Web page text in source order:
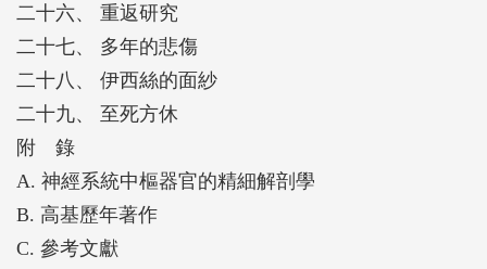
二十六、 重返研究
二十七、 多年的悲傷
二十八、 伊西絲的面紗
二十九、 至死方休
附 錄
A. 神經系統中樞器官的精細解剖學
B. 高基歷年著作
C. 參考文獻